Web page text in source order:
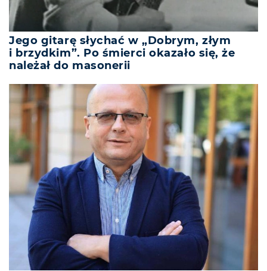
Jego gitarę słychać w „Dobrym, złym
i brzydkim”. Po śmierci okazało się, że
należał do masonerii